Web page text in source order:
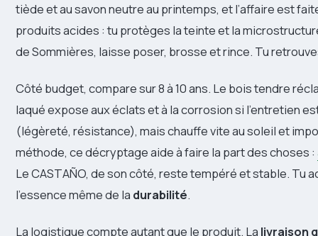
tiède et au savon neutre au printemps, et l’affaire est
produits acides : tu protèges la teinte et la
de Sommières, laisse poser, brosse et rince. Tu
Côté budget, compare sur 8 à 10 ans. Le bois tendre
laqué expose aux éclats et à la corrosion si l’entretien
(légèreté, résistance), mais chauffe vite au soleil et
méthode, ce décryptage aide à faire la part des choses :
Le CASTAÑO, de son côté, reste tempéré et stable. Tu
l’essence même de la durabilité.
La logistique compte autant que le produit. La livraison